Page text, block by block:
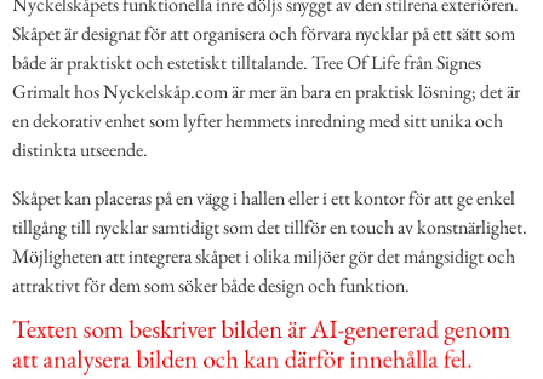
Skåpet är designat för att organisera och förvara nycklar på ett sätt som
både är praktiskt och estetiskt tilltalande. Tree Of Life från Signes
Grimalt hos Nyckelskåp.com är mer än bara en praktisk lösning; det är
en dekorativ enhet som lyfter hemmets inredning med sitt unika och
distinkta utseende.
Skåpet kan placeras på en vägg i hallen eller i ett kontor för att ge enkel
tillgång till nycklar samtidigt som det tillför en touch av konstnärlighet.
Möjligheten att integrera skåpet i olika miljöer gör det mångsidigt och
attraktivt för dem som söker både design och funktion.